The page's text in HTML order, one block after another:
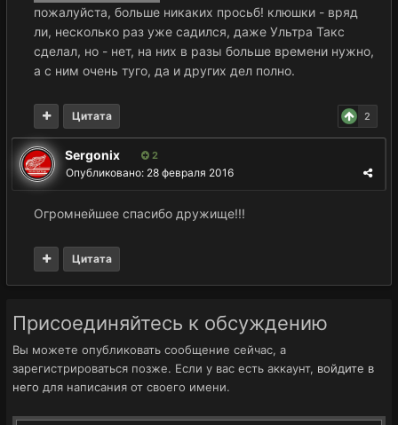
пожалуйста, больше никаких просьб! клюшки - вряд
ли, несколько раз уже садился, даже Ультра Такс
сделал, но - нет, на них в разы больше времени нужно,
а с ним очень туго, да и других дел полно.
2
Цитата
Sergonix 2
Опубликовано: 28 февраля 2016
Огромнейшее спасибо дружище!!!
Цитата
Присоединяйтесь к обсуждению
Вы можете опубликовать сообщение сейчас, а
зарегистрироваться позже. Если у вас есть аккаунт, войдите в
него для написания от своего имени.